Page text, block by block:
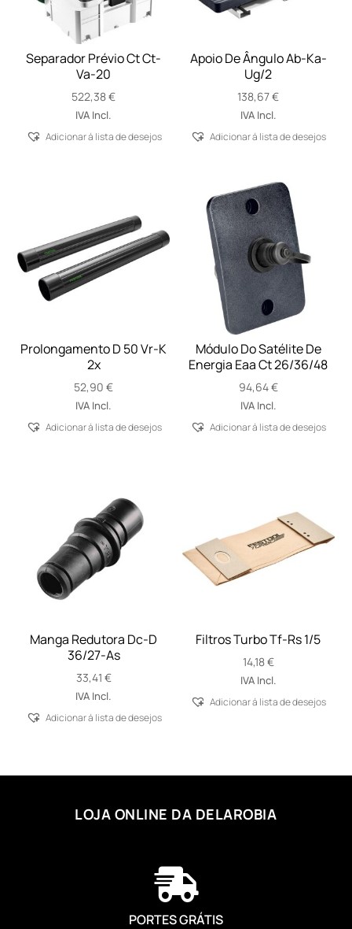
Separador Prévio Ct Ct-
Va-20
522,38€
IVA Incl.
Adicionar á lista de desejos
Apoio De Ângulo Ab-Ka-
Ug/2
138,67€
IVA Incl.
Adicionar á lista de desejos
Prolongamento D 50 Vr-K
2x
52,90€
IVA Incl.
Adicionar á lista de desejos
Módulo Do Satélite De
Energia Eaa Ct 26/36/48
94,64€
IVA Incl.
Adicionar á lista de desejos
Manga Redutora Dc-D
36/27-As
33,41 €
IVA Incl.
Adicionar á lista de desejos
Filtros Turbo Tf-Rs 1/5
14,18€
IVA Incl.
Adicionar á lista de desejos
LOJA ONLINE DA DELAROBIA

PORTES GRÁTIS